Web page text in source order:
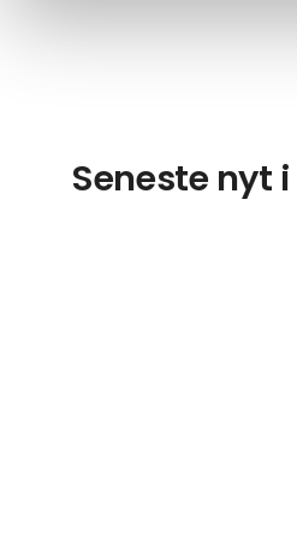
Seneste nyt